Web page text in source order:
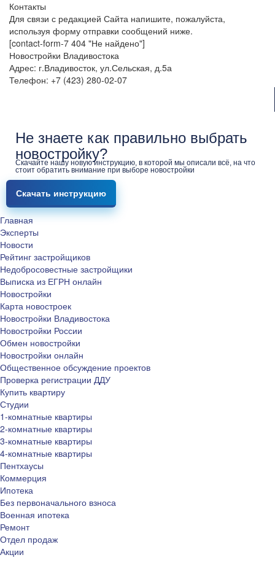
Контакты
Для связи с редакцией Сайта напишите, пожалуйста,
используя форму отправки сообщений ниже.
[contact-form-7 404 "Не найдено"]
Новостройки Владивостока
Адрес: г.Владивосток, ул.Сельская, д.5а
Телефон: +7 (423) 280-02-07
Не знаете как правильно выбрать
новостройку?
Скачайте нашу новую инструкцию, в которой мы описали всё, на что
стоит обратить внимание при выборе новостройки
Скачать инструкцию
Главная
Эксперты
Новости
Рейтинг застройщиков
Недобросовестные застройщики
Выписка из ЕГРН онлайн
Новостройки
Карта новостроек
Новостройки Владивостока
Новостройки России
Обмен новостройки
Новостройки онлайн
Общественное обсуждение проектов
Проверка регистрации ДДУ
Купить квартиру
Студии
1-комнатные квартиры
2-комнатные квартиры
3-комнатные квартиры
4-комнатные квартиры
Пентхаусы
Коммерция
Ипотека
Без первоначального взноса
Военная ипотека
Ремонт
Отдел продаж
Акции